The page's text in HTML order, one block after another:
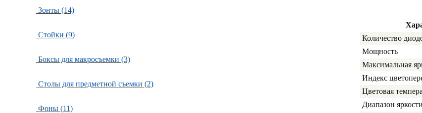
Зонты (14)
Стойки (9)
Боксы для макросъемки (3)
Столы для предметной съемки (2)
Фоны (11)
Количество
Мощность
Максимальная
Индекс
Цветовая
Диапазон яркости